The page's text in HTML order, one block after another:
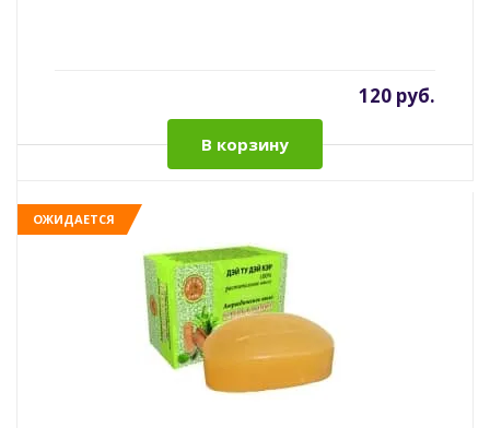
120 руб.
В корзину
ОЖИДАЕТСЯ